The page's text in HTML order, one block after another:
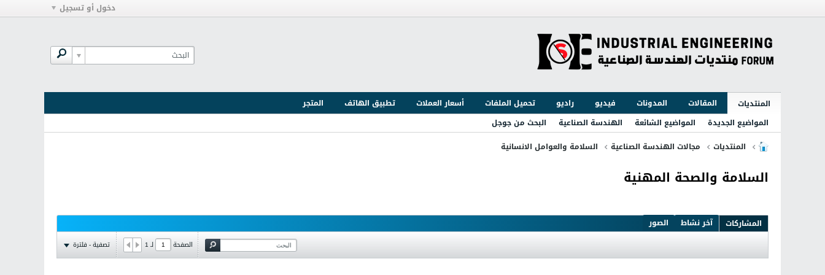
دخول أو تسجيل
المنتديات المقالات المدونات فيديو راديو تحميل الملفات أسعار العملات تطبيق الهاتف
المتجر
المواضيع الجديدة
المواضيع الشائعة الهندسة الصناعية
البحث من جوجل
المنتديات
مجالات الهندسة الصناعية السلامة والعوامل الانسانية
السلامة والصحة المهنية
المشاركات آخر نشاط الصور
الصفحة لـ1 تصفية - فلترة